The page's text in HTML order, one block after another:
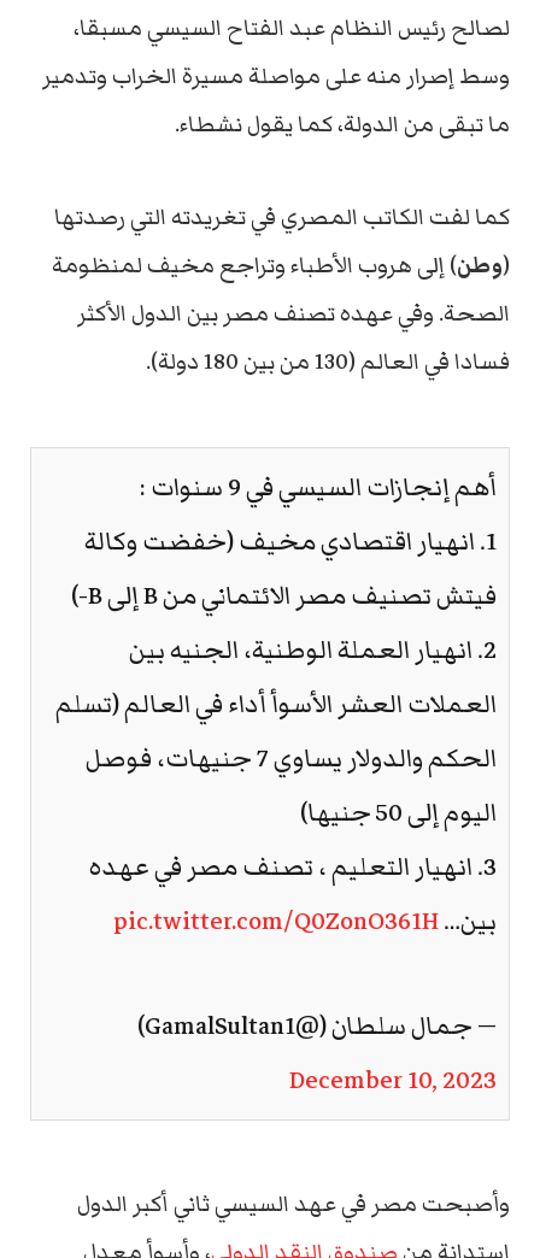
لصالح رئيس النظام عبد الفتاح السيسي مسبقا،
وسط إصرار منه على مواصلة مسيرة الخراب وتدمير
ما تبقى من الدولة، كما يقول نشطاء.
كما لفت الكاتب المصري في تغريدته التي رصدتها
(وطن) إلى هروب الأطباء وتراجع مخيف لمنظومة
الصحة. وفي عهده تصنف مصر بين الدول الأكثر
فسادا في العالم (130 من بين 180 دولة).
أهم إنجازات السيسي في 9 سنوات :
1. انهيار اقتصادي مخيف (خفضت وكالة
فيتش تصنيف مصر الائتماني من B إلى B-)
2. انهيار العملة الوطنية، الجنيه بين
العملات العشر الأسوأ أداء في العالم (تسلم
الحكم والدولار يساوي 7 جنيهات، فوصل
اليوم إلى 50 جنيها)
3. انهيار التعليم ، تصنف مصر في عهده
بين…pic.twitter.com/Q0ZonO361H
— جمال سلطان (@GamalSultan1)
December 10, 2023
وأصبحت مصر في عهد السيسي ثاني أكبر الدول